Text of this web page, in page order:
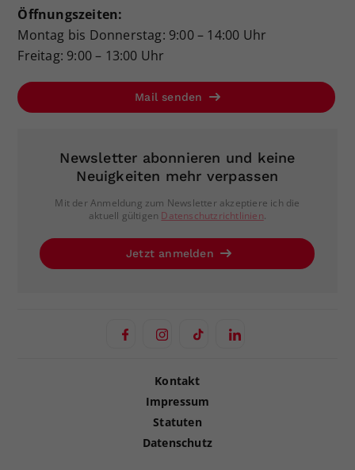
Öffnungszeiten:
Montag bis Donnerstag: 9:00 – 14:00 Uhr
Freitag: 9:00 – 13:00 Uhr
Mail senden
Newsletter abonnieren und keine
Neuigkeiten mehr verpassen
Mit der Anmeldung zum Newsletter akzeptiere ich die
aktuell gültigen Datenschutzrichtlinien.
Jetzt anmelden
Kontakt
Impressum
Statuten
Datenschutz